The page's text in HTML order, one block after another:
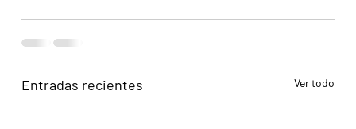
Entradas recientes Ver todo